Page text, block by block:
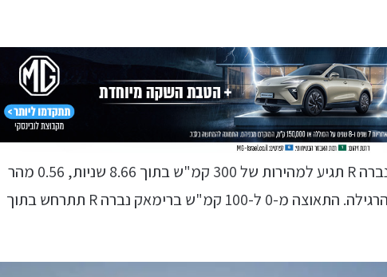
העלייה בהספק מביאה לכך שהרימאק נברה R תגיע למהירות של 300 קמ"ש בתוך 8.66 שניות, 0.56 מהר
יותר מה-9.22 שניות של הרימאק נברה הרגילה. התאוצה מ-0 ל-100 קמ"ש ברימאק נברה R תתרחש בתוך